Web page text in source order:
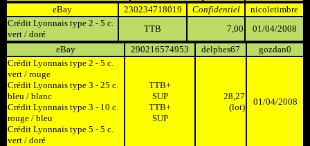
eBay 230234718019 Confidentiel
nicoletimbre
Crédit Lyonnais type 2 - 5 c.
vert / doré
TTB 7,00
01/04/2008
eBay
290216574953 delphes67
gozdan0
Crédit Lyonnais type 2 - 5 c.
vert / rouge
Crédit Lyonnais type 3 - 25 c.
bleu / blanc
Crédit Lyonnais type 3 - 10 c.
rouge / bleu
Crédit Lyonnais type 5 - 5 c.
vert / doré
TTB+
SUP
TTB+
SUP
28,27
(lot)
01/04/2008